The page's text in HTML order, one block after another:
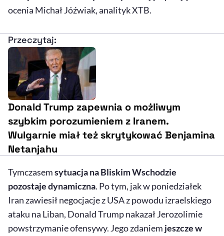
ocenia Michał Jóźwiak, analityk XTB.
Przeczytaj:
Donald Trump zapewnia o możliwym
szybkim porozumieniem z Iranem.
Wulgarnie miał też skrytykować Benjamina
Netanjahu
Tymczasemsytuacja na Bliskim Wschodzie
pozostaje dynamiczna. Po tym, jak w poniedziałek
Iran zawiesił negocjacje z USA z powodu izraelskiego
ataku na Liban, Donald Trump nakazał Jerozolimie
powstrzymanie ofensywy. Jego zdaniem jeszcze w